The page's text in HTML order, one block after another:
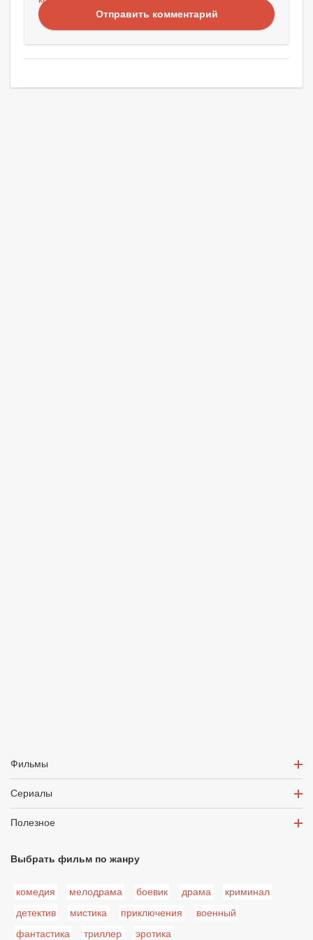
Отправить комментарий
Фильмы
Сериалы
Полезное
Выбрать фильм по жанру
комедия мелодрама боевик драма
криминал
детектив
мистика приключения
военный
фантастика
триллер эротика